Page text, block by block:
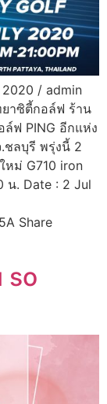
/ admin
าซิตี้กอล์ฟ ร้าน
ฟ PING อีกแห่ง
ชลบุรี พรุ่งนี้ 2
ม่ G710 iron
น. Date : 2 Jul
Share
so